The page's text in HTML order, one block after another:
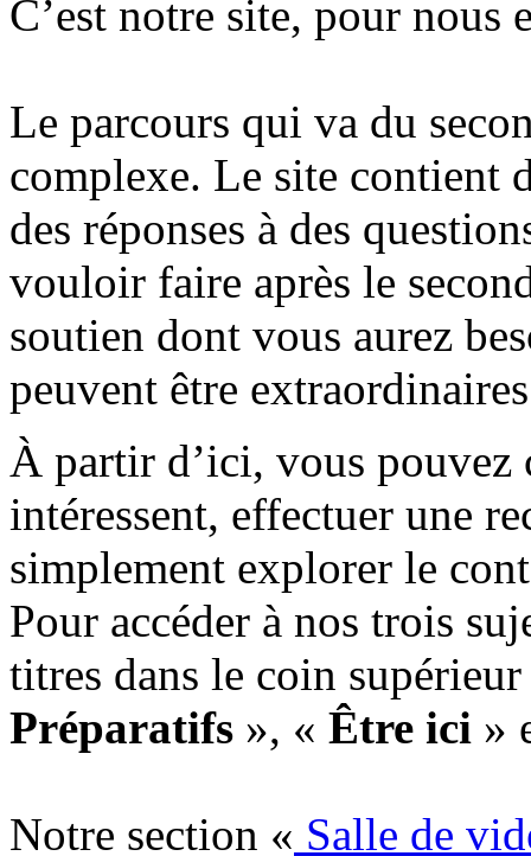
C’est notre site, pour nous
Le parcours qui va du
complexe. Le site contient
des réponses à des
vouloir faire après le
soutien dont vous aurez
peuvent être
À partir d’ici, vous pouvez
intéressent, effectuer une
simplement explorer le
Pour accéder à nos trois
titres dans le coin
Préparatifs », « Être ici »
Notre section « Salle de